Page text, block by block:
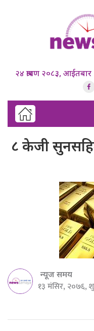
२४ श्रावण २०८३,
८ केजी सुनसहित
न्यूज समय
१३ मंसिर, २०७६,